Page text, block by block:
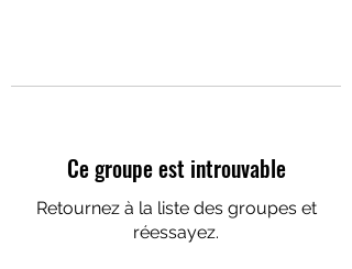
Ce groupe est introuvable
Retournez à la liste des groupes et
réessayez.